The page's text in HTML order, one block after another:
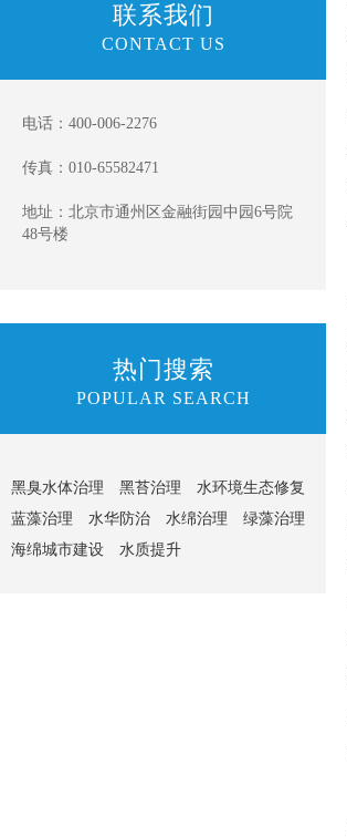
联系我们
CONTACT US
电话：400-006-2276
传真：010-65582471
地址：北京市通州区金融街园中园6号院
48号楼
热门搜索
POPULAR SEARCH
黑臭水体治理 黑苔治理
水环境生态修复
蓝藻治理
水华防治 水绵治理
绿藻治理
海绵城市建设
水质提升